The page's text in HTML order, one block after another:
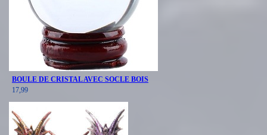
BOULE DE CRISTAL AVEC SOCLE BOIS
17,99